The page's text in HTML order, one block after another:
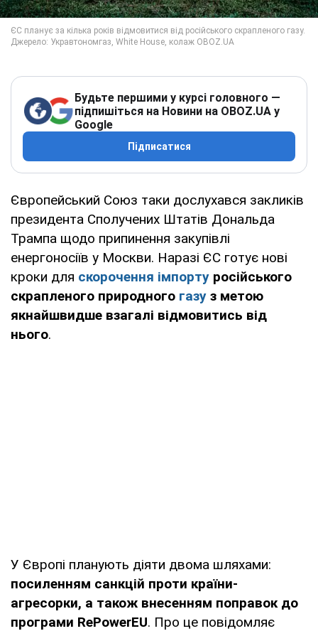
Будьте першими у курсі головного —
підпишіться на Новини на OBOZ.UA у
Google
Підписатися
Європейський Союз таки дослухався закликів
президента Сполучених Штатів Дональда
Трампа щодо припинення закупівлі
енергоносіїв у Москви. Наразі ЄС готує нові
кроки для скорочення імпорту російського
скрапленого природного газу з метою
якнайшвидше взагалі відмовитись від
нього.
У Європі планують діяти двома шляхами:
посиленням санкцій проти країни-
агресорки, а також внесенням поправок до
програми RePowerEU. Про це повідомляє